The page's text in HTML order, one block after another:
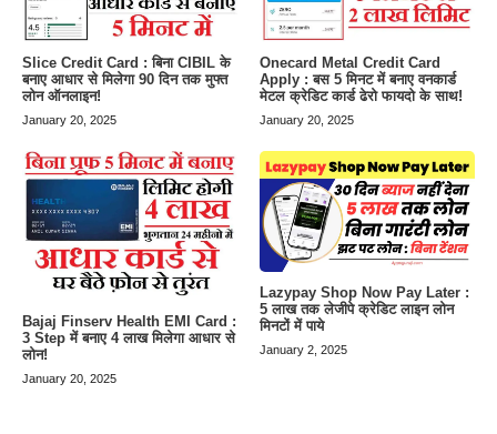
Slice Credit Card : बिना CIBIL के
बनाए आधार से मिलेगा 90 दिन तक मुफ्त
लोन ऑनलाइन!
January 20, 2025
Onecard Metal Credit Card
Apply : बस 5 मिनट में बनाए वनकार्ड
मेटल क्रेडिट कार्ड ढेरो फायदो के साथ!
January 20, 2025
Bajaj Finserv Health EMI Card :
3 Step में बनाए 4 लाख मिलेगा आधार से
लोन!
January 20, 2025
Lazypay Shop Now Pay Later :
5 लाख तक लेजीपे क्रेडिट लाइन लोन
मिनटों में पाये
January 2, 2025